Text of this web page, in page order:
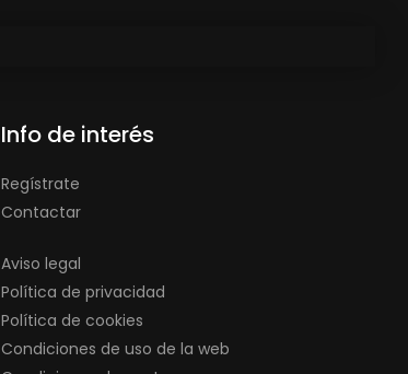
Info de interés
Regístrate
Contactar
Aviso legal
Política de privacidad
Política de cookies
Condiciones de uso de la web